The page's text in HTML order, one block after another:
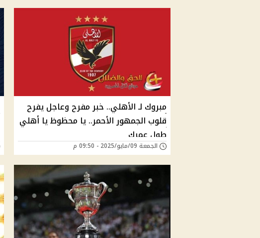
مبروك لـ الأهلي.. خبر مفرح وعاجل يفرح
قلوب الجمهور الأحمر.. يا محظوظ يا أهلي
طول عمرك
الجمعة 09/مايو/2025 - 09:50 م